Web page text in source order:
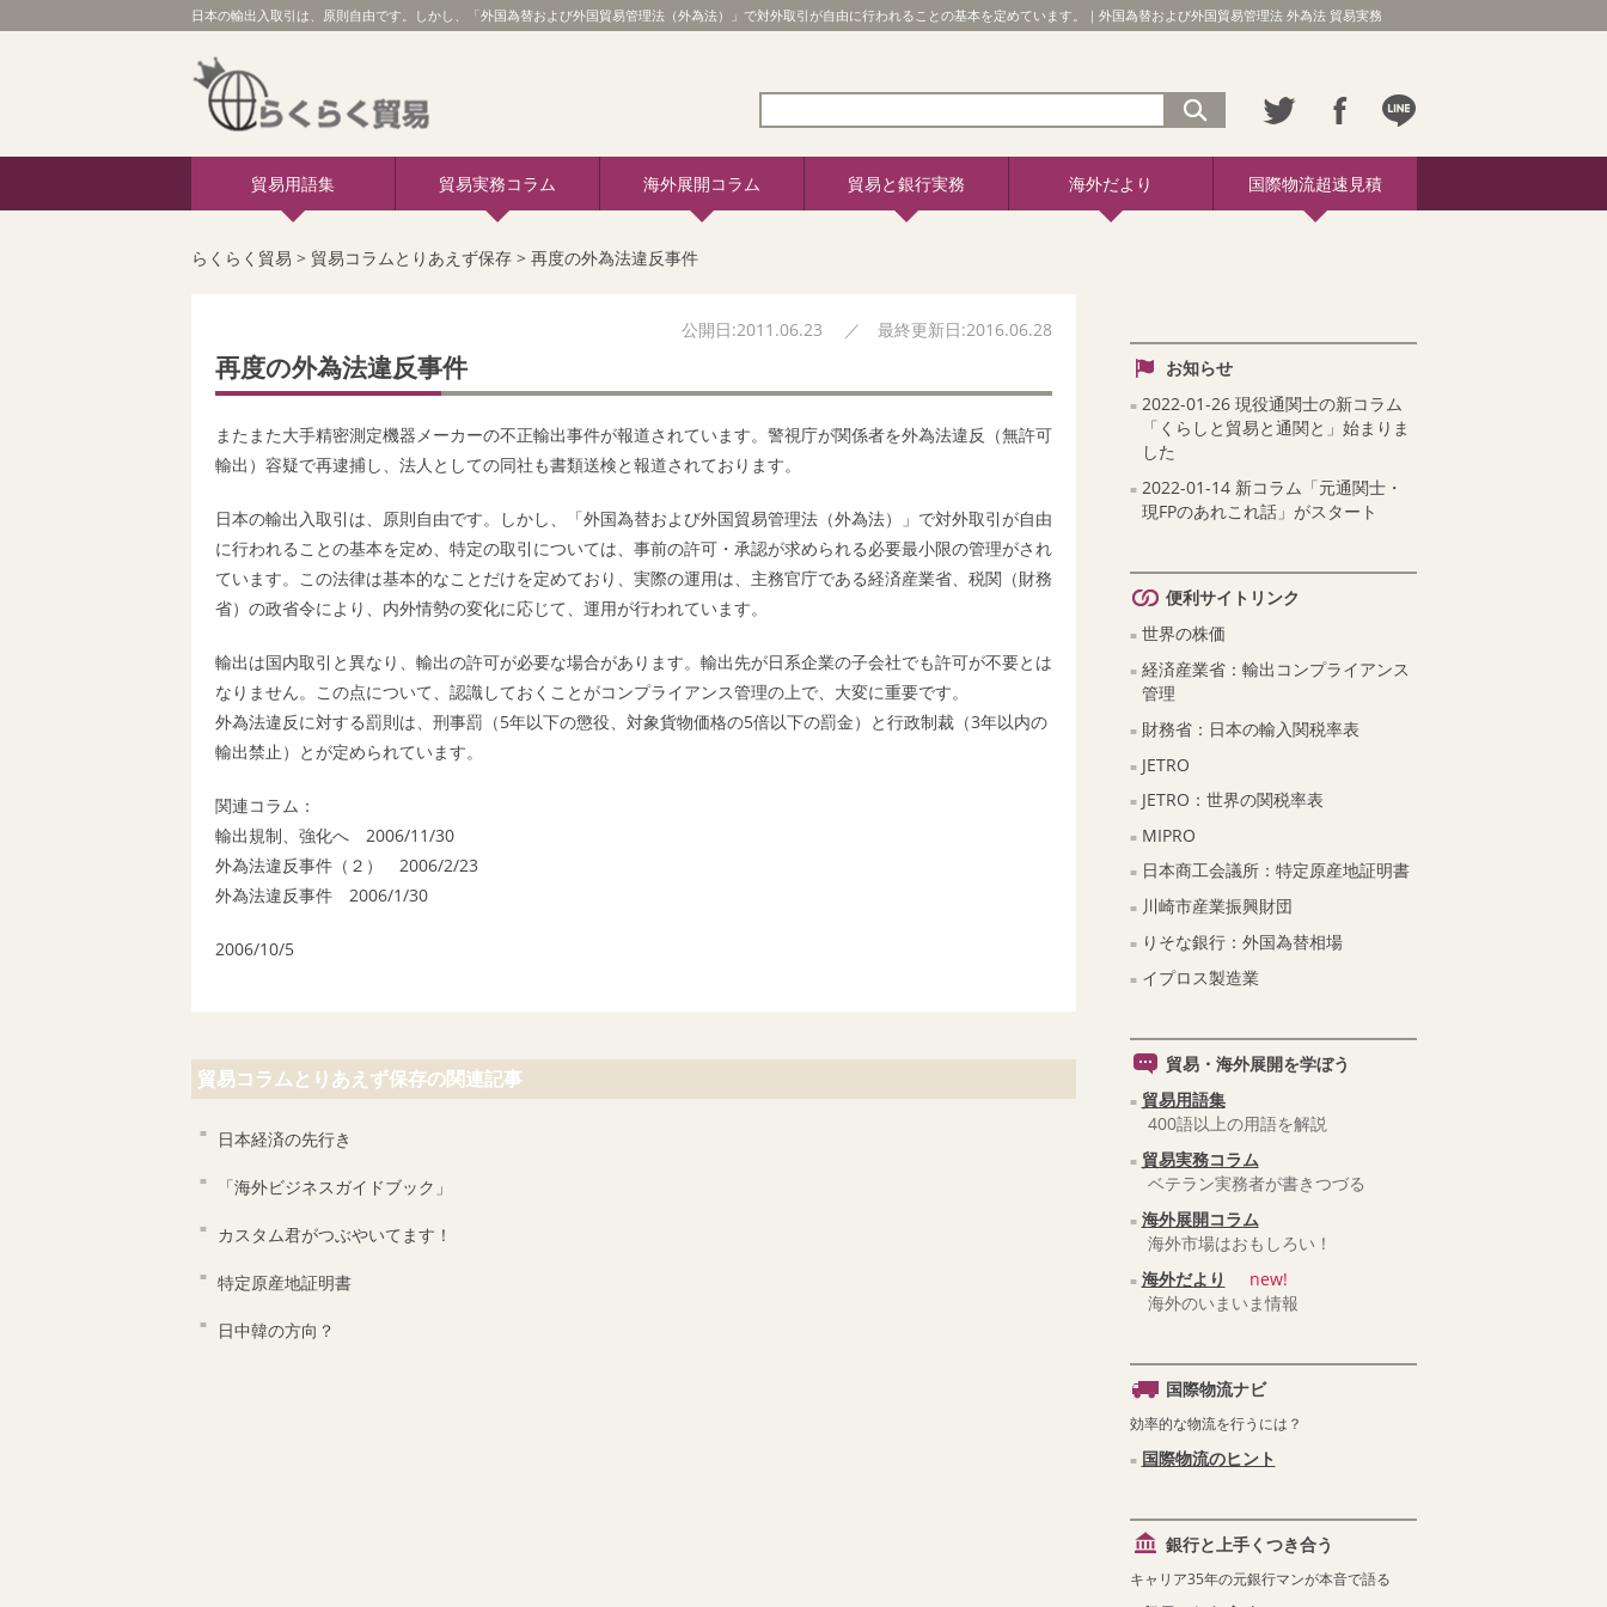
日本の輸出入取引は、原則自由です。しかし、「外国為替および外国貿易管理法（外為法）」で対外取引が自由に行われることの基本を定めています。｜外国為替および外国貿易管理法 外為法 貿易実務
貿易用語集 貿易実務コラム 海外展開コラム 貿易と銀行実務 海外だより 国際物流超速見積
らくらく貿易 > 貿易コラムとりあえず保存> 再度の外為法違反事件
公開日:2011.06.23 ／ 最終更新日:2016.06.28
再度の外為法違反事件
またまた大手精密測定機器メーカーの不正輸出事件が報道されています。警視庁が関係者を外為法違反（無許可
輸出）容疑で再逮捕し、法人としての同社も書類送検と報道されております。
日本の輸出入取引は、原則自由です。しかし、「外国為替および外国貿易管理法（外為法）」で対外取引が自由
に行われることの基本を定め、特定の取引については、事前の許可・承認が求められる必要最小限の管理がされ
ています。この法律は基本的なことだけを定めており、実際の運用は、主務官庁である経済産業省、税関（財務
省）の政省令により、内外情勢の変化に応じて、運用が行われています。
輸出は国内取引と異なり、輸出の許可が必要な場合があります。輸出先が日系企業の子会社でも許可が不要とは
なりません。この点について、認識しておくことがコンプライアンス管理の上で、大変に重要です。
外為法違反に対する罰則は、刑事罰（5年以下の懲役、対象貨物価格の5倍以下の罰金）と行政制裁（3年以内の
輸出禁止）とが定められています。
関連コラム：
輸出規制、強化へ 2006/11/30
外為法違反事件（２） 2006/2/23
外為法違反事件 2006/1/30
2006/10/5
貿易コラムとりあえず保存の関連記事
日本経済の先行き
「海外ビジネスガイドブック」
カスタム君がつぶやいてます！
特定原産地証明書
日中韓の方向？
お知らせ
2022-01-26 現役通関士の新コラム
「くらしと貿易と通関と」始まりま
した
2022-01-14 新コラム「元通関士・
現FPのあれこれ話」がスタート
便利サイトリンク
世界の株価
経済産業省：輸出コンプライアンス
管理
財務省：日本の輸入関税率表
JETRO
JETRO：世界の関税率表
MIPRO
日本商工会議所：特定原産地証明書
川崎市産業振興財団
りそな銀行：外国為替相場
イプロス製造業
貿易・海外展開を学ぼう
貿易用語集
400語以上の用語を解説
貿易実務コラム
ベテラン実務者が書きつづる
海外展開コラム
海外市場はおもしろい！
海外だより
new!
海外のいまいま情報
国際物流ナビ
効率的な物流を行うには？
国際物流のヒント
銀行と上手くつき合う
キャリア35年の元銀行マンが本音で語る